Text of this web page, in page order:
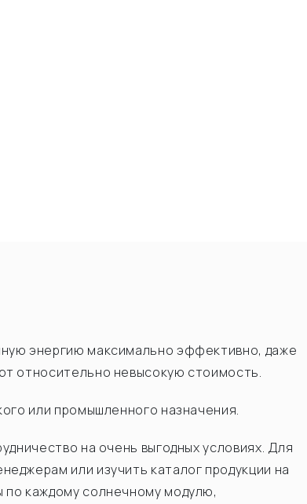
энергию максимально эффективно, даже
относительно невысокую стоимость.
или промышленного назначения.
на очень выгодных условиях. Для
или изучить каталог продукции на
каждому солнечному модулю,